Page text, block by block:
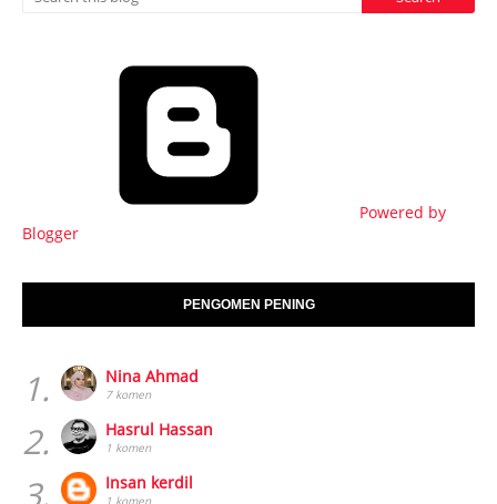
Powered by
Blogger
PENGOMEN PENING
1. Nina Ahmad
7 komen
2. Hasrul Hassan
1 komen
3. Insan kerdil
1 komen